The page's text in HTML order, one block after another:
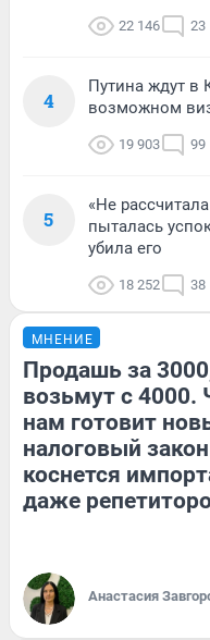
22 146 23
4
Путина ждут в
возможном
19 903 99
5
«Не
пыталась
убила его
18 252 38
МНЕНИЕ
Продашь за
возьмут с 4000.
нам готовит
налоговый
коснется
даже
Анастасия